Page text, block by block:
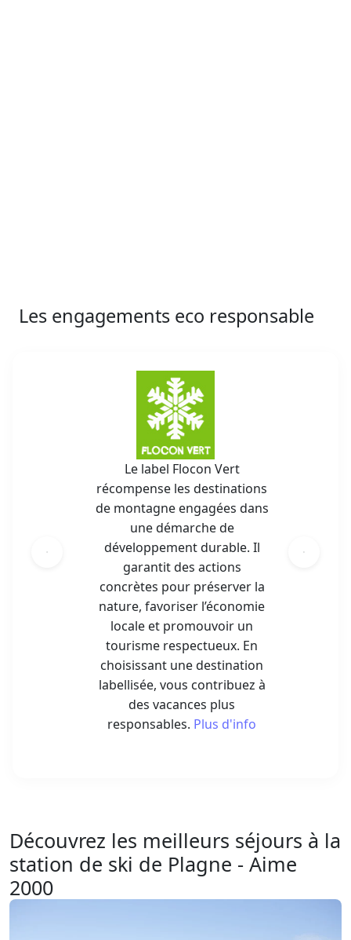
Les engagements eco responsable
Le label Flocon Vert
récompense les destinations
de montagne engagées dans
une démarche de
développement durable. Il
garantit des actions
concrètes pour préserver la
nature, favoriser l’économie
locale et promouvoir un
tourisme respectueux. En
choisissant une destination
labellisée, vous contribuez à
des vacances plus
responsables. Plus d'info
Découvrez les meilleurs séjours à la
station de ski de Plagne - Aime
2000